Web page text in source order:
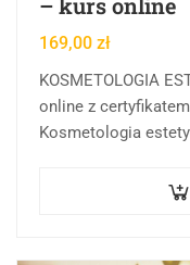
– kurs online
169,00 zł
KOSMETOLOGIA
online z
Kosmetologia
celem jest